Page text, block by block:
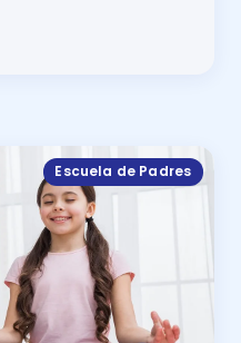
Escuela de Padres